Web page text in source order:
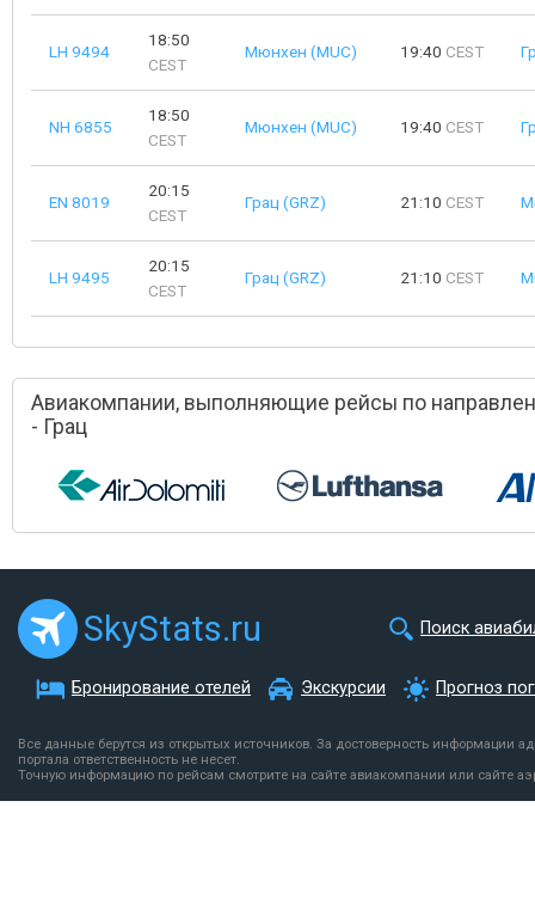
LH 9494
18:50
CEST
Мюнхен (MUC) 19:40 CEST
NH 6855
18:50
CEST
Мюнхен (MUC) 19:40 CEST
EN 8019
20:15
CEST
Грац (GRZ) 21:10 CEST
LH 9495
20:15
CEST
Грац (GRZ) 21:10 CEST
Авиакомпании, выполняющие рейсы по
- Грац
SkyStats.ru Поиск
Бронирование отелей Экскурсии Прогноз
Все данные берутся из открытых источников. За достоверность информации
портала ответственность не несет.
Точную информацию по рейсам смотрите на сайте авиакомпании или сайте